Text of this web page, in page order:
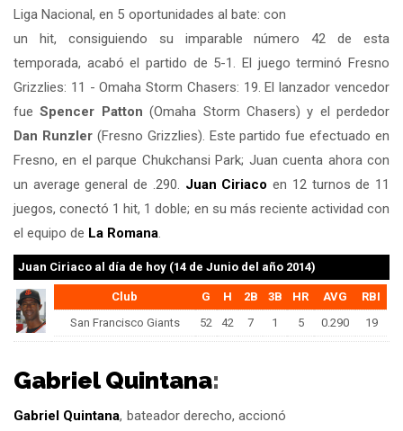
Liga Nacional, en 5 oportunidades al bate: con
un hit, consiguiendo su imparable número 42 de esta
temporada, acabó el partido de 5-1. El juego terminó Fresno
Grizzlies: 11 - Omaha Storm Chasers: 19. El lanzador vencedor
fueSpencer Patton (Omaha Storm Chasers) y el perdedor
Dan Runzler(Fresno Grizzlies). Este partido fue efectuado en
Fresno, en el parque Chukchansi Park; Juan cuenta ahora con
un average general de .290. Juan Ciriaco en 12 turnos de 11
juegos, conectó 1 hit, 1 doble; en su más reciente actividad con
el equipo de La Romana.
Juan Ciriaco al día de hoy (14 de Junio del año 2014)
Club G H 2B 3B HR AVG
RBI
San Francisco Giants
52 42 7 1 5 0.290 19
Gabriel Quintana:
Gabriel Quintana, bateador derecho, accionó